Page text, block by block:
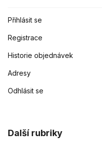
Přihlásit se
Registrace
Historie objednávek
Adresy
Odhlásit se
Další rubriky